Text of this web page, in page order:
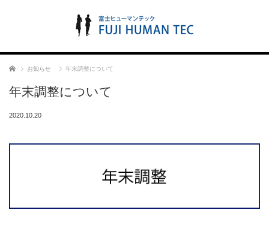
ホーム お知らせ 年末調整について
年末調整について
2020.10.20